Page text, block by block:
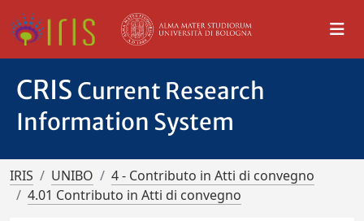
CRIS Current Research
Information System
IRIS UNIBO
4 - Contributo in Atti di convegno
4.01 Contributo in Atti di convegno